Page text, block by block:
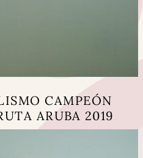
CAMPEÓN
ARUBA 2019